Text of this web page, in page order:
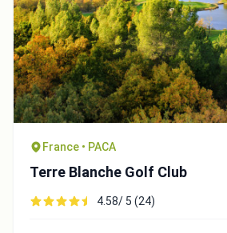
France • PACA
Terre Blanche Golf Club
4.58/ 5 (24)